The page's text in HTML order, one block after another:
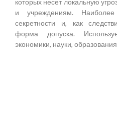
которых несет локальную
и учреждениям.
секретности и, как
форма допуска.
экономики, науки,